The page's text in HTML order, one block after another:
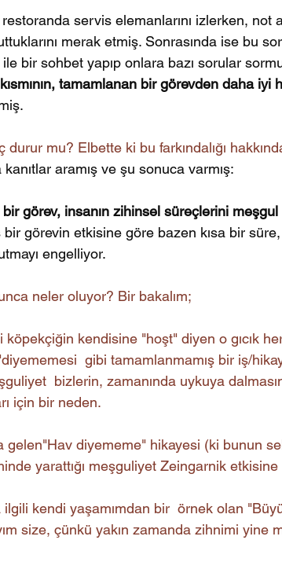
servis elemanlarını izlerken, not
merak etmiş. Sonrasında ise bu
bir sohbet yapıp onlara bazı sorular
tamamlanan bir görevden daha iyi
durur mu? Elbette ki bu farkındalığı
aramış ve şu sonuca varmış:
bir görev, insanın zihinsel süreçlerini
bir görevin etkisine göre bazen kısa bir
engelliyor.
neler oluyor? Bir bakalım;
köpekçiğin kendisine "hoşt" diyen o gıcık
gibi tamamlanmamış bir iş/
bizlerin, zamanında uykuya
için bir neden.
gelen"Hav diyememe" hikayesi (ki bunun
yarattığı meşguliyet Zeingarnik
ilgili kendi yaşamımdan bir  örnek olan
size, çünkü yakın zamanda zihnimi yine